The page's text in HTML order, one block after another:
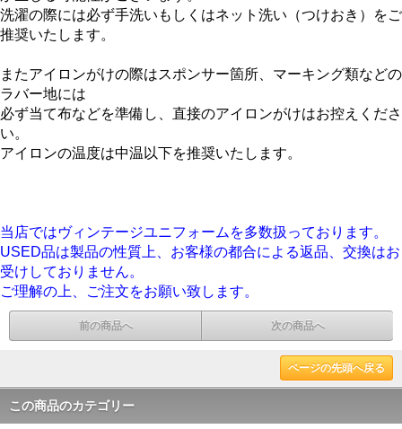
洗濯の際には必ず手洗いもしくはネット洗い（つけおき）をご
推奨いたします。
またアイロンがけの際はスポンサー箇所、マーキング類などの
ラバー地には
必ず当て布などを準備し、直接のアイロンがけはお控えくださ
い。
アイロンの温度は中温以下を推奨いたします。
当店ではヴィンテージユニフォームを多数扱っております。
USED品は製品の性質上、お客様の都合による返品、交換はお
受けしておりません。
ご理解の上、ご注文をお願い致します。
前の商品へ 次の商品へ
ページの先頭へ戻る
この商品のカテゴリー